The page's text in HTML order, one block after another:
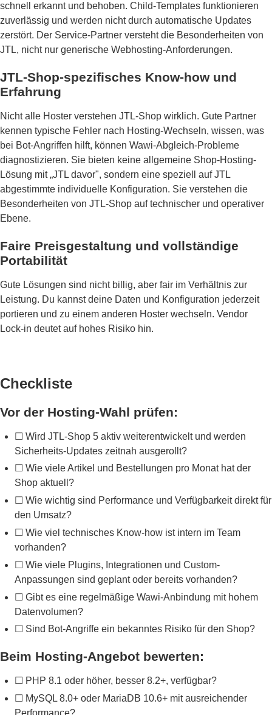
schnell erkannt und behoben. Child-Templates funktionieren
zuverlässig und werden nicht durch automatische Updates
zerstört. Der Service-Partner versteht die Besonderheiten von
JTL, nicht nur generische Webhosting-Anforderungen.
JTL-Shop-spezifisches Know-how und
Erfahrung
Nicht alle Hoster verstehen JTL-Shop wirklich. Gute Partner
kennen typische Fehler nach Hosting-Wechseln, wissen, was
bei Bot-Angriffen hilft, können Wawi-Abgleich-Probleme
diagnostizieren. Sie bieten keine allgemeine Shop-Hosting-
Lösung mit „JTL davor", sondern eine speziell auf JTL
abgestimmte individuelle Konfiguration. Sie verstehen die
Besonderheiten von JTL-Shop auf technischer und operativer
Ebene.
Faire Preisgestaltung und vollständige
Portabilität
Gute Lösungen sind nicht billig, aber fair im Verhältnis zur
Leistung. Du kannst deine Daten und Konfiguration jederzeit
portieren und zu einem anderen Hoster wechseln. Vendor
Lock-in deutet auf hohes Risiko hin.
Checkliste
Vor der Hosting-Wahl prüfen:
☐ Wird JTL-Shop 5 aktiv weiterentwickelt und werden
Sicherheits-Updates zeitnah ausgerollt?
☐ Wie viele Artikel und Bestellungen pro Monat hat der
Shop aktuell?
☐ Wie wichtig sind Performance und Verfügbarkeit direkt für
den Umsatz?
☐ Wie viel technisches Know-how ist intern im Team
vorhanden?
☐ Wie viele Plugins, Integrationen und Custom-
Anpassungen sind geplant oder bereits vorhanden?
☐ Gibt es eine regelmäßige Wawi-Anbindung mit hohem
Datenvolumen?
☐ Sind Bot-Angriffe ein bekanntes Risiko für den Shop?
Beim Hosting-Angebot bewerten:
☐ PHP 8.1 oder höher, besser 8.2+, verfügbar?
☐ MySQL 8.0+ oder MariaDB 10.6+ mit ausreichender
Performance?